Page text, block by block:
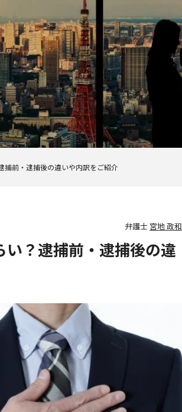
捕前・逮捕後の違いや内訳をご紹介
弁護士 宮地 政和
？逮捕前・逮捕後の違